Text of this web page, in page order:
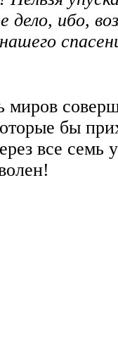
дело, ибо,
бы
все семь